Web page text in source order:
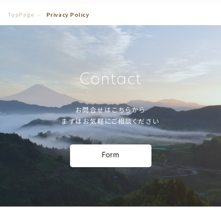
TopPage Privacy Policy
Contact
お問合せはこちらから
まずはお気軽にご相談ください
Form